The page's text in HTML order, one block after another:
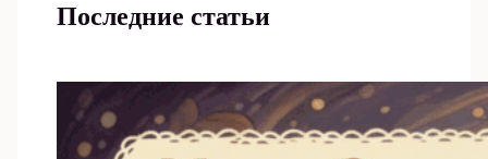
Последние статьи